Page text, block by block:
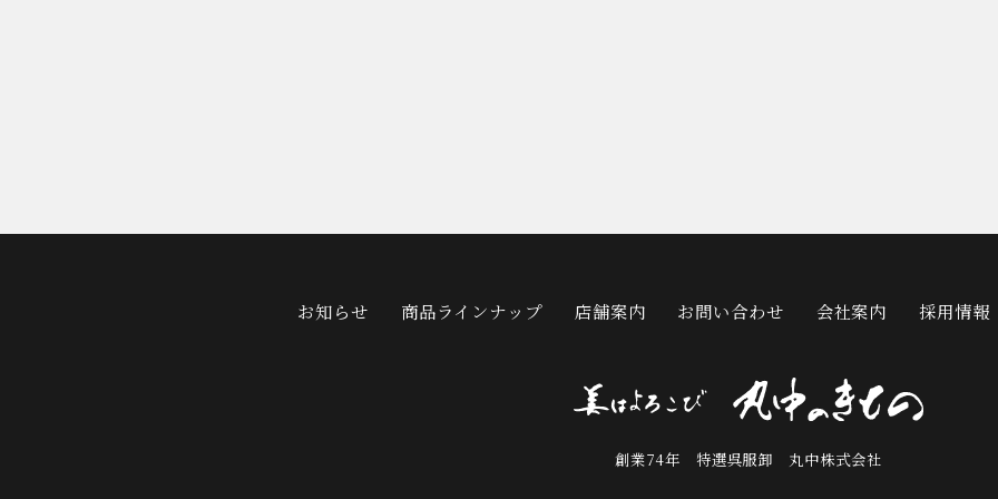
お知らせ 商品ラインナップ 店舗案内 お問い合わせ 会社案内 採用情報
創業74年 特選呉服卸 丸中株式会社